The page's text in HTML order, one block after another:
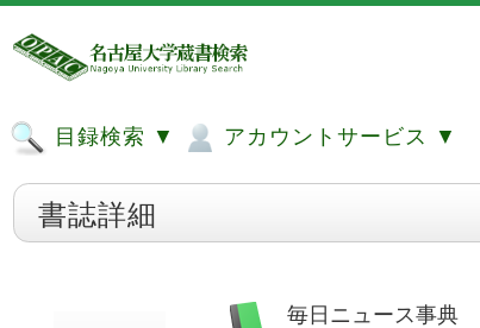
目録検索 ▼ アカウントサービス ▼
書誌詳細
毎日ニュース事典